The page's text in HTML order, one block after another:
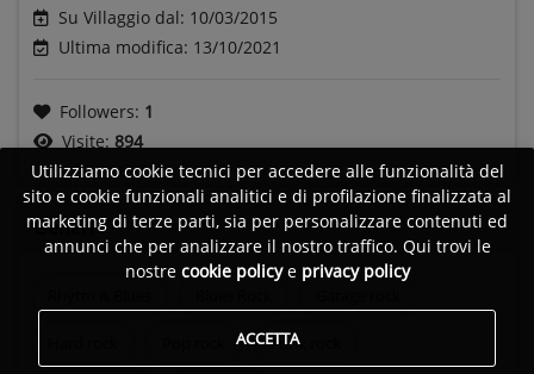
Su Villaggio dal: 10/03/2015
Ultima modifica: 13/10/2021
Followers: 1
Visite: 894
Generi
Punk rock
Utilizziamo cookie tecnici per accedere alle funzionalità del
sito e cookie funzionali analitici e di profilazione finalizzata al
marketing di terze parti, sia per personalizzare contenuti ed
annunci che per analizzare il nostro traffico. Qui trovi le
nostre cookie policye privacy policy
ACCETTA